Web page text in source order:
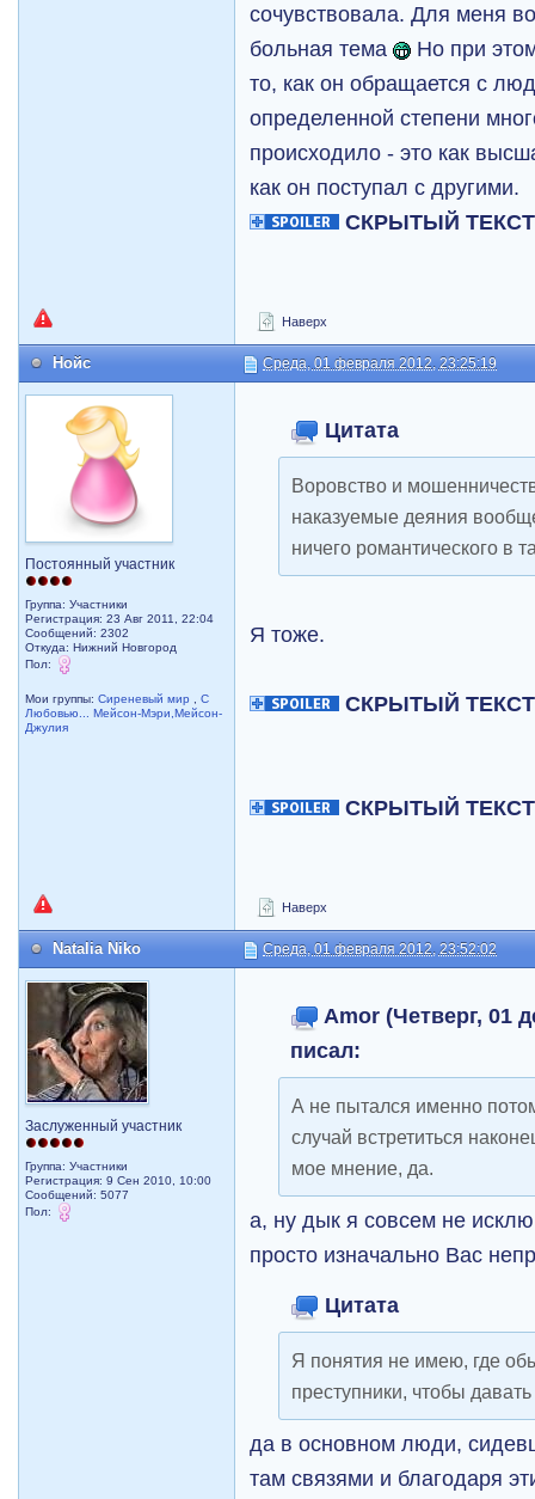
сочувствовала. Для меня
больная тема
Но при
то, как он обращается с
определенной степени
происходило - это как
как он поступал с другими.
СКРЫТЫЙ ТЕКСТ
Наверх
Нойс Среда, 01 февраля 2012, 23:25:19
Постоянный участник
Группа: Участники
Регистрация: 23 Авг 2011, 22:04
Сообщений: 2302
Откуда: Нижний Новгород
Пол:
Мои группы:Сиреневый мир ,С
Любовью... Мейсон-Мэри,Мейсон-
Джулия
Цитата
Воровство и
наказуемые деяния
ничего романтического в
Я тоже.
СКРЫТЫЙ ТЕКСТ
СКРЫТЫЙ ТЕКСТ
Наверх
Natalia Niko Среда, 01 февраля 2012, 23:52:02
Заслуженный участник
Группа: Участники
Регистрация: 9 Сен 2010, 10:00
Сообщений: 5077
Пол:
Amor (Четверг, 01
писал:
А не пытался именно
случай встретиться
мое мнение, да.
а, ну дык я совсем не
просто изначально Вас
Цитата
Я понятия не имею, где
преступники, чтобы
да в основном люди,
там связями и благодаря